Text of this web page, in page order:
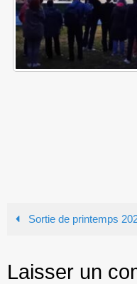
Sortie de printemps
Laisser un